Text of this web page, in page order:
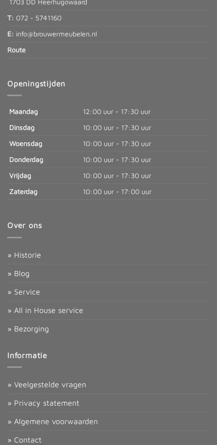
T: 072 - 5741160
E: info@brouwermeubelen.nl
Route
Openingstijden
Maandag
12:00 uur - 17:30 uur
Dinsdag
10:00 uur - 17:30 uur
Woensdag
10:00 uur - 17:30 uur
Donderdag
10:00 uur - 17:30 uur
Vrijdag
10:00 uur - 17:30 uur
Zaterdag
10:00 uur - 17:00 uur
Over ons
» Historie
» Blog
» Service
» All in House service
» Bezorging
Informatie
» Veelgestelde vragen
» Privacy statement
» Algemene voorwaarden
» Contact